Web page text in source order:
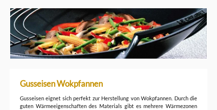
Gusseisen Wokpfannen
Gusseisen eignet sich perfekt zur Herstellung von Wokpfannen. Durch die
guten Wärmeeigenschaften des Materials gibt es mehrere Wärmezonen